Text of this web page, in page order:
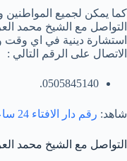
كما يمكن لجميع المواطنين
التواصل مع الشيخ محمد
استشارة دينية في اي
الاتصال على الرقم التالي :
0505845140.
شاهد: رقم دار الافتاء 24 ساعة السعودية
التواصل مع الشيخ محمد